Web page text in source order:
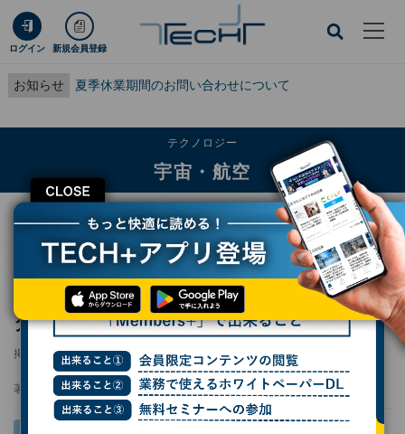
ログイン 新規会員登録
お知らせ 夏季休業期間のお問い合わせについて
CLOSE
テクノロジー
宇宙・航空
TECH+ テクノロジー
宇宙・航空
すばる望遠鏡、次世代補償光学装置のプロトタイプによる試験観測に成功
すばる望遠鏡、次世代補償光学装置のプロト
タイプによる試験観測に成功
掲載日 2026/03/23 16:39
著者： 波留久泉